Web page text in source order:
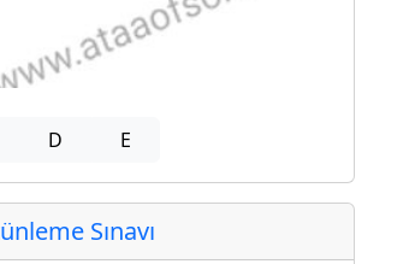
D E
Sınavı